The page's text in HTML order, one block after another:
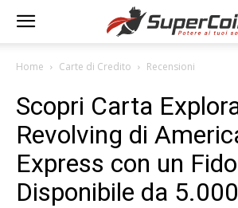
Home Carte di Credito Recensioni
Scopri Carta
Revolving di
Express con un Fido
Disponibile da